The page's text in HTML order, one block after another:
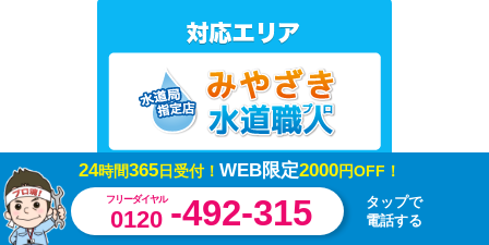
24時間365日受付！ WEB限定2000円OFF！
フリーダイヤル
0120 -492-315
タップで
電話する